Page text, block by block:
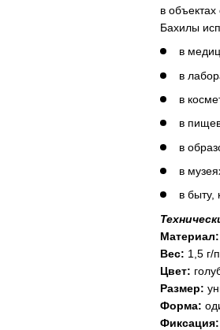
в
Бахилы
в
в
в
в
в
в
в быту,
Материал:
Вес: 1,5 г/
Цвет:
Размер:
Форма:
Фиксация: